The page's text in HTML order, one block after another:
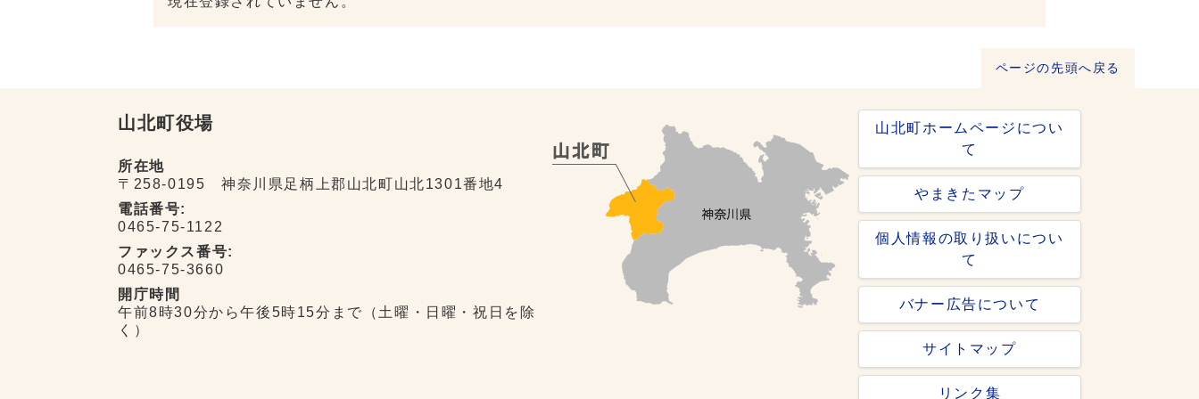
ページの先頭へ戻る
山北町役場
所在地
〒258-0195 神奈川県足柄上郡山北町山北1301番地4
電話番号:
0465-75-1122
ファックス番号:
0465-75-3660
開庁時間
午前8時30分から午後5時15分まで（土曜・日曜・祝日を除
く）
山北町ホームページについ
て
やまきたマップ
個人情報の取り扱いについ
て
バナー広告について
サイトマップ
リンク集